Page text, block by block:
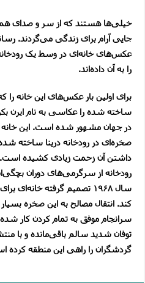
خیلی‌ها هستند که از سر و صدای
جایی آرام برای زندگی می‌گردند.
عکس‌های خانه‌ای در وسط یک
را به آن داده‌اند.
برای اولین بار عکس‌های این خانه
ساخته شده را عکاسی به نام ایرن
صخره‌ای در رودخانه درینا ساخته
داشتن آن زحمت زیادی کشیده است.
رودخانه از سرگرمی‌‌های دوران
سال ۱۹۶۸ تصمیم گرفته
کند. انتقال مصالح به این صخره
سرانجام موفق به تمام کردن کار
توفان شدید سالم باقی‌مانده و با
گردشگران را راهی این منطقه کرده